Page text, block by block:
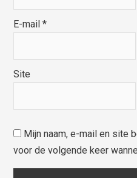
E-mail*
Site
Mijn naam, e-mail en site
voor de volgende keer